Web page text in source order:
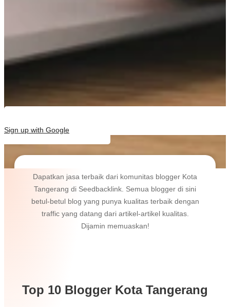
Sign up with Google
Dapatkan jasa terbaik dari komunitas blogger Kota
Tangerang di Seedbacklink. Semua blogger di sini
betul-betul blog yang punya kualitas terbaik dengan
traffic yang datang dari artikel-artikel kualitas.
Dijamin memuaskan!
Top 10 Blogger Kota Tangerang